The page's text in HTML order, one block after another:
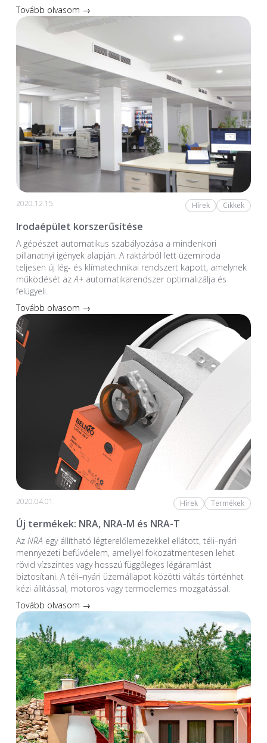
Tovább olvasom →
2020.12.15. Hírek Cikkek
Irodaépület korszerűsítése
A gépészet automatikus szabályozása a mindenkori
pillanatnyi igények alapján. A raktárból lett üzemiroda
teljesen új lég- és klímatechnikai rendszert kapott, amelynek
működését az A+automatikarendszer optimalizálja és
felügyeli.
Tovább olvasom →
2020.04.01. Hírek Termékek
Új termékek: NRA, NRA-M és NRA-T
Az NRA egy állítható légterelőlemezekkel ellátott, téli–nyári
mennyezeti befúvóelem, amellyel fokozatmentesen lehet
rövid vízszintes vagy hosszú függőleges légáramlást
biztosítani. A téli–nyári üzemállapot közötti váltás történhet
kézi állítással, motoros vagy termoelemes mozgatással.
Tovább olvasom →